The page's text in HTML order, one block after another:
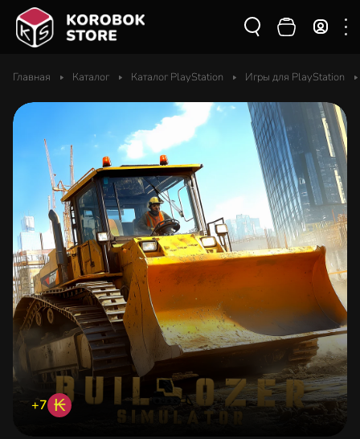
Главная Каталог Каталог PlayStation Игры для PlayStation
+7 ₭